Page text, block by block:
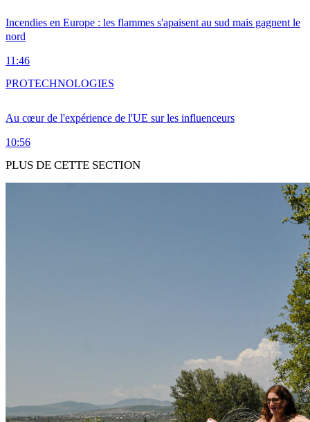
Incendies en Europe : les flammes s'apaisent au sud mais gagnent le
nord
11:46
Au cœur de l'expérience de l'UE sur les influenceurs
10:56
PROTECHNOLOGIES
PLUS DE CETTE SECTION